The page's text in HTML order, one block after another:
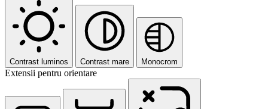
Contrast luminos Contrast mare Monocrom
Extensii pentru orientare